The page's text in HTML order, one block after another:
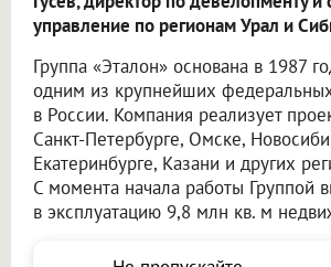
управление по регионам Урал и
Группа «Эталон» основана в 1987
одним из крупнейших
в России. Компания реализует
Санкт-Петербурге, Омске,
Екатеринбурге, Казани и других
С момента начала работы Группой
в эксплуатацию 9,8 млн кв. м